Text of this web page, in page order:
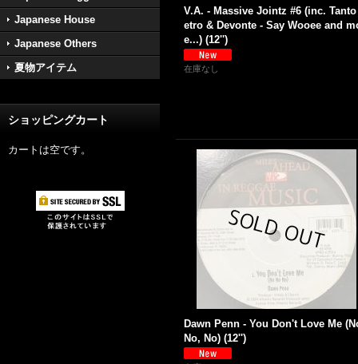
Japanese House
Japanese Others
夏物アイテム
ショッピングカート
カートは空です。
V.A. - Massive Jointz #6 (inc.
etro & Devonte - Say Wooee and
e...) (12'')
在庫なし
Dawn Penn - You Don't Love Me
No, No) (12'')